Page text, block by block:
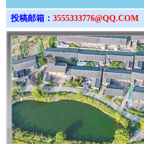
投稿邮箱： 3555333776@QQ.COM